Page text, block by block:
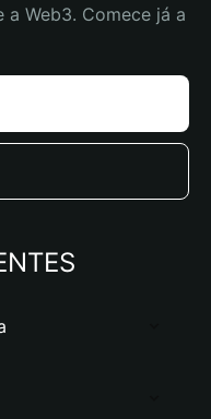
Web3. Comece já a